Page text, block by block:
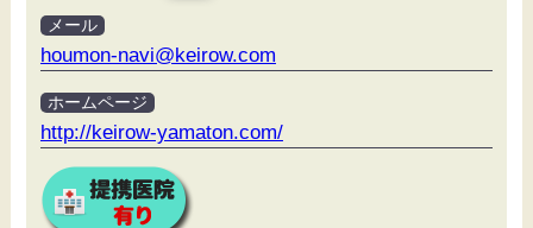
メール
houmon-navi@keirow.com
ホームページ
http://keirow-yamaton.com/